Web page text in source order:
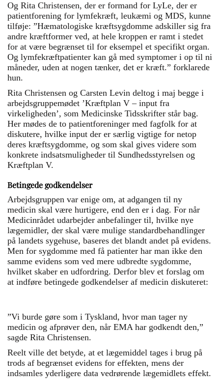
Og Rita Christensen, der er formand for LyLe, der er
patientforening for lymfekræft, leukæmi og MDS, kunne
tilføje: ”Hæmatologiske kræftsygdomme adskiller sig fra
andre kræftformer ved, at hele kroppen er ramt i stedet
for at være begrænset til for eksempel et specifikt organ.
Og lymfekræftpatienter kan gå med symptomer i op til ni
måneder, uden at nogen tænker, det er kræft.” forklarede
hun.
Rita Christensen og Carsten Levin deltog i maj begge i
arbejdsgruppemødet ’Kræftplan V – input fra
virkeligheden’, som Medicinske Tidsskrifter står bag.
Her mødes de to patientforeninger med fagfolk for at
diskutere, hvilke input der er særlig vigtige for netop
deres kræftsygdomme, og som skal gives videre som
konkrete indsatsmuligheder til Sundhedsstyrelsen og
Kræftplan V.
Betingede godkendelser
Arbejdsgruppen var enige om, at adgangen til ny
medicin skal være hurtigere, end den er i dag. For når
Medicinrådet udarbejder anbefalinger til, hvilke nye
lægemidler, der skal være mulige standardbehandlinger
på landets sygehuse, baseres det blandt andet på evidens.
Men for sygdomme med få patienter har man ikke den
samme evidens som ved mere udbredte sygdomme,
hvilket skaber en udfordring. Derfor blev et forslag om
at indføre betingede godkendelser af medicin diskuteret:
”Vi burde gøre som i Tyskland, hvor man tager ny
medicin og afprøver den, når EMA har godkendt den,”
sagde Rita Christensen.
Reelt ville det betyde, at et lægemiddel tages i brug på
trods af begrænset evidens for effekten, mens der
indsamles yderligere data vedrørende lægemidlets effekt.